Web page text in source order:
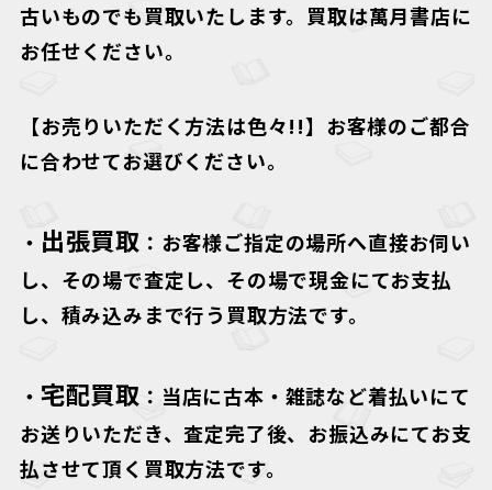
古いものでも買取いたします。買取は萬月書店に
お任せください。
【お売りいただく方法は色々!!】 お客様のご都合
に合わせてお選びください。
・ 出張買取 ：お客様ご指定の場所へ直接お伺い
し、その場で査定し、その場で現金にてお支払
し、積み込みまで行う買取方法です。
・ 宅配買取 ：当店に古本・雑誌など着払いにて
お送りいただき、査定完了後、お振込みにてお支
払させて頂く買取方法です。